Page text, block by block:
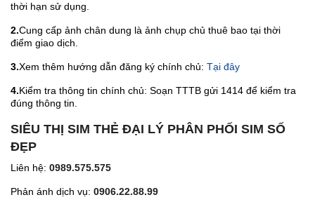
thời hạn sử dụng.
2.Cung cấp ảnh chân dung là ảnh chụp chủ thuê bao tại thời
điểm giao dịch.
3.Xem thêm hướng dẫn đăng ký chính chủ: Tại đây
4.Kiểm tra thông tin chính chủ: Soạn TTTB gửi 1414 để kiểm tra
đúng thông tin.
SIÊU THỊ SIM THẺ ĐẠI LÝ PHÂN PHỐI SIM SỐ
ĐẸP
Liên hệ: 0989.575.575
Phản ánh dịch vụ: 0906.22.88.99